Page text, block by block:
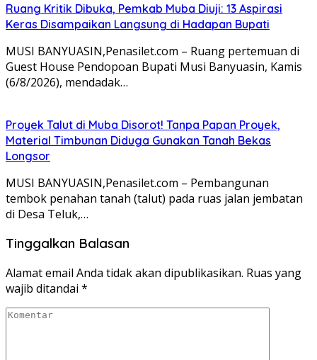
Ruang Kritik Dibuka, Pemkab Muba Diuji: 13 Aspirasi
Keras Disampaikan Langsung di Hadapan Bupati
MUSI BANYUASIN,Penasilet.com – Ruang pertemuan di
Guest House Pendopoan Bupati Musi Banyuasin, Kamis
(6/8/2026), mendadak…
Proyek Talut di Muba Disorot! Tanpa Papan Proyek,
Material Timbunan Diduga Gunakan Tanah Bekas
Longsor
MUSI BANYUASIN,Penasilet.com – Pembangunan
tembok penahan tanah (talut) pada ruas jalan jembatan
di Desa Teluk,…
Tinggalkan Balasan
Alamat email Anda tidak akan dipublikasikan. Ruas yang
wajib ditandai *